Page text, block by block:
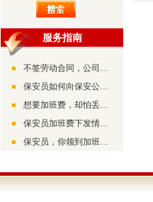
服务指南
不签劳动合同，公司应该双倍支付公司
保安员如何向保安公司索取加班费
想要加班费，却怕丢了工作
保安员加班费下发情况不一，形式不同
保安员，你领到加班费了吗？